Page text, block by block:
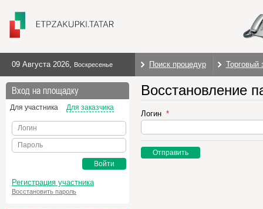
09 Августа 2026, Воскресенье Поиск процедур Торговый
Вход на площадку
Для участника Для заказчика
Логин
Пароль
Войти
Регистрация участника
Восстановить пароль
Восстановление
Логин
Отправить